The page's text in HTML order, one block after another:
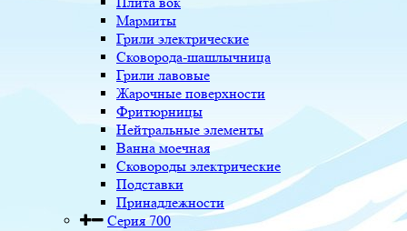
Мармиты
Грили электрические
Сковорода-шашлычница
Грили лавовые
Жарочные поверхности
Фритюрницы
Нейтральные элементы
Ванна моечная
Сковороды электрические
Подставки
Принадлежности
Серия 700